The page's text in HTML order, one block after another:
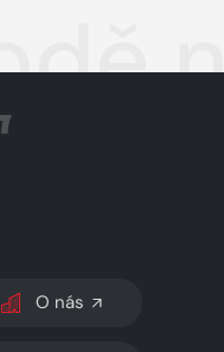
SVĚTLÝ/TMAVÝ REŽIM
O nás